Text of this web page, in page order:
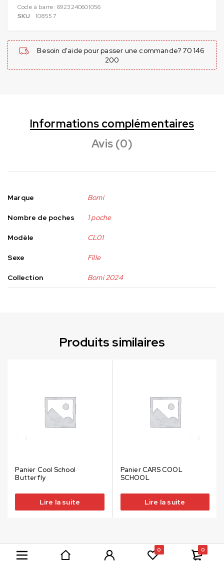
Code à barre: 6923240601056
SKU
108557
Besoin d'aide pour passer une commande? 70 146
200
Informations complémentaires
Avis (0)
Marque Bomi
Nombre de poches 1 poche
Modèle CL01
Sexe Fille
Collection Bomi 2024
Produits similaires
Panier Cool School
Butterfly
Lire la suite
Panier CARS COOL
SCHOOL
Lire la suite
0 0